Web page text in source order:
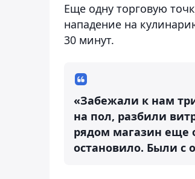
Еще одну торговую
нападение на
30 минут.
«Забежали к нам
на пол, разбили
рядом магазин еще
остановило. Были с